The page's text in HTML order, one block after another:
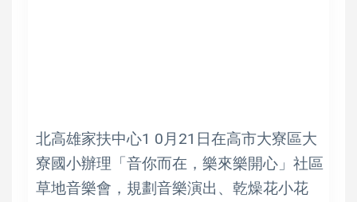
北高雄家扶中心1 0月21日在高市大寮區大
寮國小辦理「音你而在，樂來樂開心」社區
草地音樂會，規劃音樂演出、乾燥花小花